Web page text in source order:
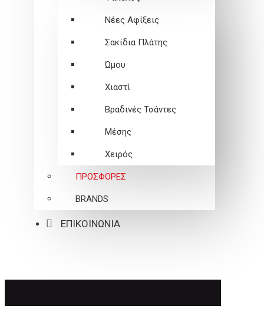
Νέες Αφίξεις
Σακίδια Πλάτης
Ώμου
Χιαστί
Βραδινές Τσάντες
Μέσης
Χειρός
ΠΡΟΣΦΟΡΕΣ
BRANDS
ΕΠΙΚΟΙΝΩΝΙΑ